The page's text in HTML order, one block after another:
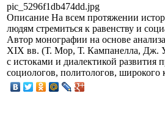
pic_5296f1db474dd.jpg
Описание На всем протяжении
людям стремиться к равенству и
Автор монографии на основе
XIX вв. (Т. Мор, Т. Кампанелла, Дж.
с истоками и диалектикой развития
социологов, политологов, широкого